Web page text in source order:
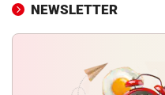
NEWSLETTER